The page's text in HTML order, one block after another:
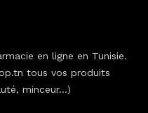
en ligne en Tunisie.
tous vos produits
minceur...)